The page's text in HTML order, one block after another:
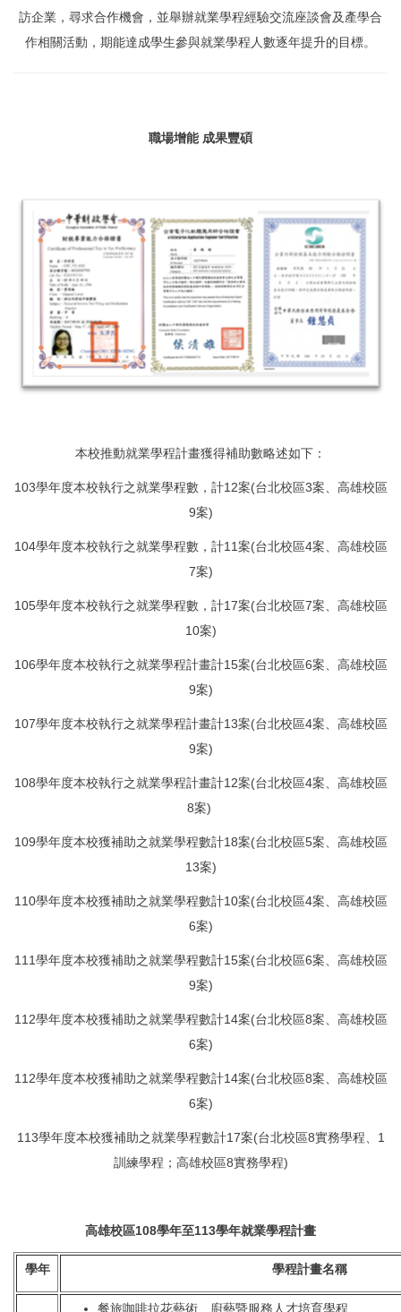
訪企業，尋求合作機會，並舉辦就業學程經驗交流座談會及產學合
作相關活動，期能達成學生參與就業學程人數逐年提升的目標。
職場增能 成果豐碩
本校推動就業學程計畫獲得補助數略述如下：
103學年度本校執行之就業學程數，計12案(台北校區3案、高雄校區
9案)
104學年度本校執行之就業學程數，計11案(台北校區4案、高雄校區
7案)
105學年度本校執行之就業學程數，計17案(台北校區7案、高雄校區
10案)
106學年度本校執行之就業學程計畫計15案(台北校區6案、高雄校區
9案)
107學年度本校執行之就業學程計畫計13案(台北校區4案、高雄校區
9案)
108學年度本校執行之就業學程計畫計12案(台北校區4案、高雄校區
8案)
109學年度本校獲補助之就業學程數計18案(台北校區5案、高雄校區
13案)
110學年度本校獲補助之就業學程數計10案(台北校區4案、高雄校區
6案)
111學年度本校獲補助之就業學程數計15案(台北校區6案、高雄校區
9案)
112學年度本校獲補助之就業學程數計14案(台北校區8案、高雄校區
6案)
112學年度本校獲補助之就業學程數計14案(台北校區8案、高雄校區
6案)
113學年度本校獲補助之就業學程數計17案(台北校區8實務學程、1
訓練學程；高雄校區8實務學程)
高雄校區108學年至113學年就業學程計畫
學年 學程計畫名稱
餐旅咖啡拉花藝術、廚藝暨服務人才培育學程